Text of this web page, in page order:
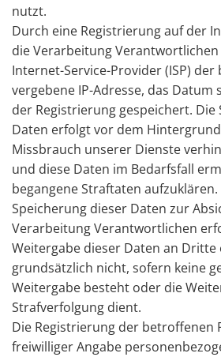
nutzt.
Durch eine Registrierung auf der
die Verarbeitung
Internet-Service-Provider (ISP)
vergebene IP-Adresse, das Datum
der Registrierung gespeichert. Die
Daten erfolgt vor dem
Missbrauch unserer Dienste
und diese Daten im Bedarfsfall
begangene Straftaten
Speicherung dieser Daten zur
Verarbeitung Verantwortlichen
Weitergabe dieser Daten an
grundsätzlich nicht, sofern keine
Weitergabe besteht oder die
Strafverfolgung dient.
Die Registrierung der betroffenen
freiwilliger Angabe